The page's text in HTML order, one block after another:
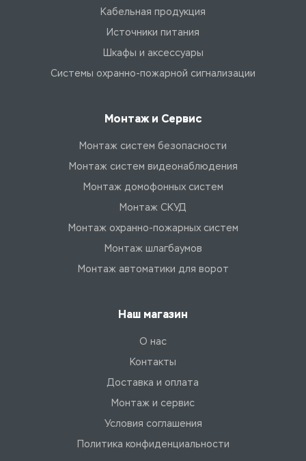
Кабельная продукция
Источники питания
Шкафы и аксессуары
Системы охранно-пожарной сигнализации
Монтаж и Сервис
Монтаж систем безопасности
Монтаж систем видеонаблюдения
Монтаж домофонных систем
Монтаж СКУД
Монтаж охранно-пожарных систем
Монтаж шлагбаумов
Монтаж автоматики для ворот
Наш магазин
О нас
Контакты
Доставка и оплата
Монтаж и сервис
Условия соглашения
Политика конфиденциальности